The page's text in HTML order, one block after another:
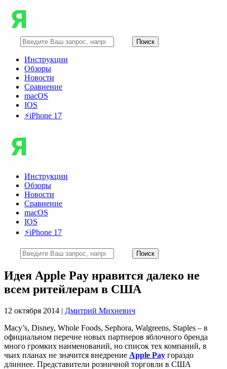
Инструкции
Обзоры
Новости
Сравнение
macOS
IOS
⚡️iPhone 17
Инструкции
Обзоры
Новости
Сравнение
macOS
IOS
⚡️iPhone 17
Идея Apple Pay нравится далеко не
всем ритейлерам в США
12 октября 2014 | Дмитрий Михневич
Macy’s, Disney, Whole Foods, Sephora, Walgreens, Staples – в
официальном перечне новых партнеров яблочного бренда
много громких наименований, но список тех компаний, в
чьих планах не значится внедрение Apple Pay гораздо
длиннее. Представители розничной торговли в США